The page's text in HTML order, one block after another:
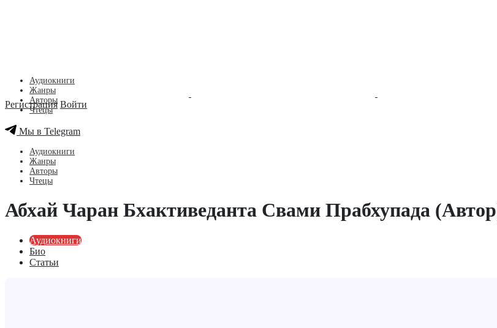
Регистрация Войти
Аудиокниги
Жанры
Авторы
Чтецы
Мы в Telegram
Аудиокниги
Жанры
Авторы
Чтецы
Абхай Чаран Бхактиведанта Свами Прабхупада
Аудиокниги
Био
Статьи